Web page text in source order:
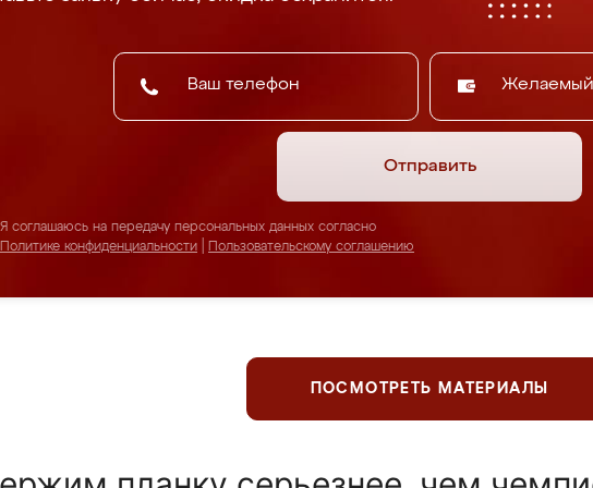
Отправить
Я соглашаюсь на передачу персональных данных согласно
Политике конфиденциальности
Пользовательскому соглашению
ПОСМОТРЕТЬ МАТЕРИАЛЫ